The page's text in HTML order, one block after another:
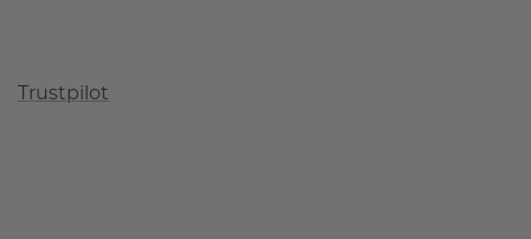
Trustpilot